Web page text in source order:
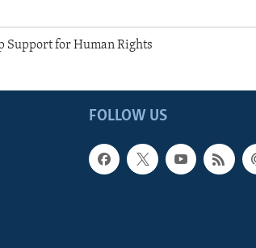
Support for Human Rights
FOLLOW US